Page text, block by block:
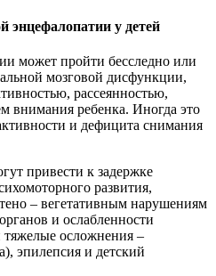
энцефалопатии у детей
может пройти бесследно или
мозговой дисфункции,
рассеянностью,
внимания ребенка. Иногда это
и дефицита снимания
привести к задержке
развития,
– вегетативным нарушениям
и ослабленности
тяжелые осложнения –
эпилепсия и детский